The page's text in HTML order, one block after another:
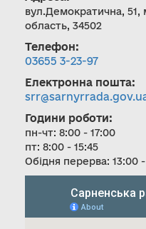
вул.Демократична, 51,
область, 34502
Телефон:
03655 3-23-97
Електронна пошта:
Години роботи:
пн-чт: 8:00 - 17:00
пт: 8:00 - 15:45
Обідня перерва: 13:00 -